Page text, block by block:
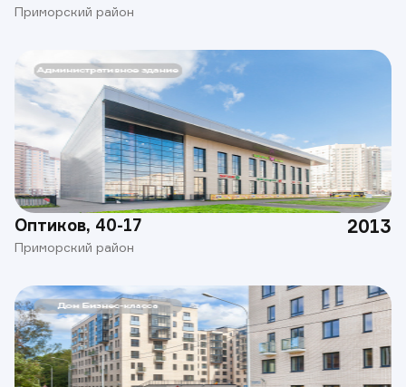
Приморский район
Оптиков, 40-17
Приморский район
2013